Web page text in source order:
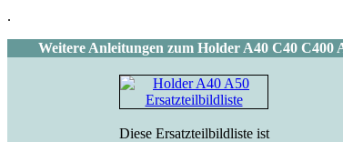
.
Weitere Anleitungen zum Holder A40 C40 C400
Diese Ersatzteilbildliste ist